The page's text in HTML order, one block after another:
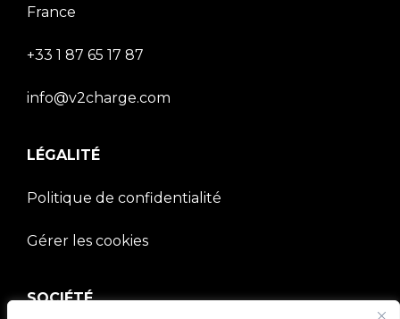
France
+33 1 87 65 17 87
info@v2charge.com
LÉGALITÉ
Politique de confidentialité
Gérer les cookies
SOCIÉTÉ